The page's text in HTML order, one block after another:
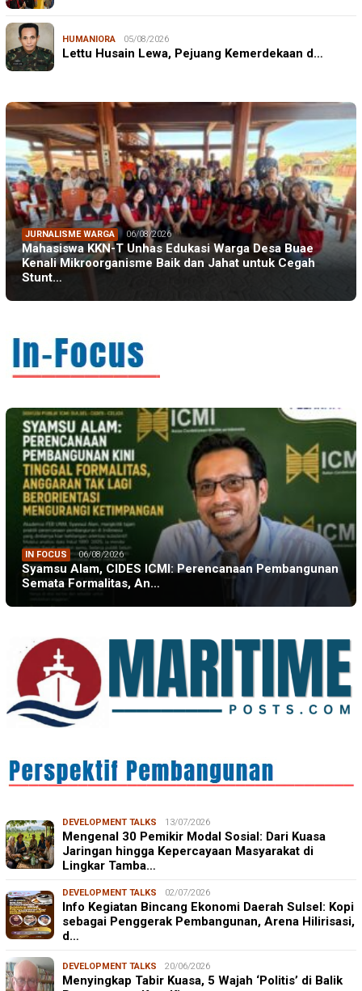
HUMANIORA 05/08/2026
Lettu Husain Lewa, Pejuang Kemerdekaan d…
JURNALISME WARGA 06/08/2026
Mahasiswa KKN-T Unhas Edukasi Warga Desa Buae
Kenali Mikroorganisme Baik dan Jahat untuk Cegah
Stunt…
IN FOCUS 06/08/2026
Syamsu Alam, CIDES ICMI: Perencanaan Pembangunan
Semata Formalitas, An…
DEVELOPMENT TALKS 13/07/2026
Mengenal 30 Pemikir Modal Sosial: Dari Kuasa
Jaringan hingga Kepercayaan Masyarakat di
Lingkar Tamba…
DEVELOPMENT TALKS 02/07/2026
Info Kegiatan Bincang Ekonomi Daerah Sulsel: Kopi
sebagai Penggerak Pembangunan, Arena Hilirisasi,
d…
DEVELOPMENT TALKS 20/06/2026
Menyingkap Tabir Kuasa, 5 Wajah ‘Politis’ di Balik